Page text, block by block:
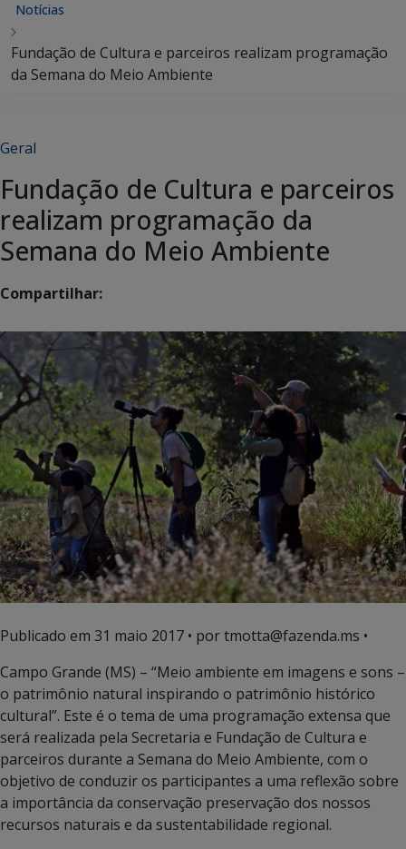
Notícias
Fundação de Cultura e parceiros realizam programação
da Semana do Meio Ambiente
Geral
Fundação de Cultura e parceiros
realizam programação da
Semana do Meio Ambiente
Compartilhar:
Publicado em 31 maio 2017 • por tmotta@fazenda.ms •
Campo Grande (MS) – “Meio ambiente em imagens e sons –
o patrimônio natural inspirando o patrimônio histórico
cultural”. Este é o tema de uma programação extensa que
será realizada pela Secretaria e Fundação de Cultura e
parceiros durante a Semana do Meio Ambiente, com o
objetivo de conduzir os participantes a uma reflexão sobre
a importância da conservação preservação dos nossos
recursos naturais e da sustentabilidade regional.